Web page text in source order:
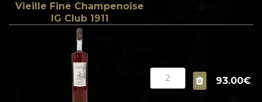
Vieille Fine Champenoise
IG Club 1911
93.00€